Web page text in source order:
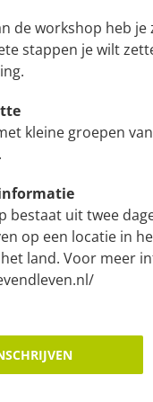
de workshop heb je
stappen je wilt
kleine groepen
bestaat uit twee
op een locatie in
land. Voor meer